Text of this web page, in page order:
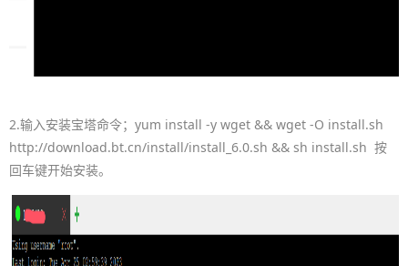
2.输入安装宝塔命令；yum install -y wget && wget -O install.sh
http://download.bt.cn/install/install_6.0.sh && sh install.sh 按
回车键开始安装。